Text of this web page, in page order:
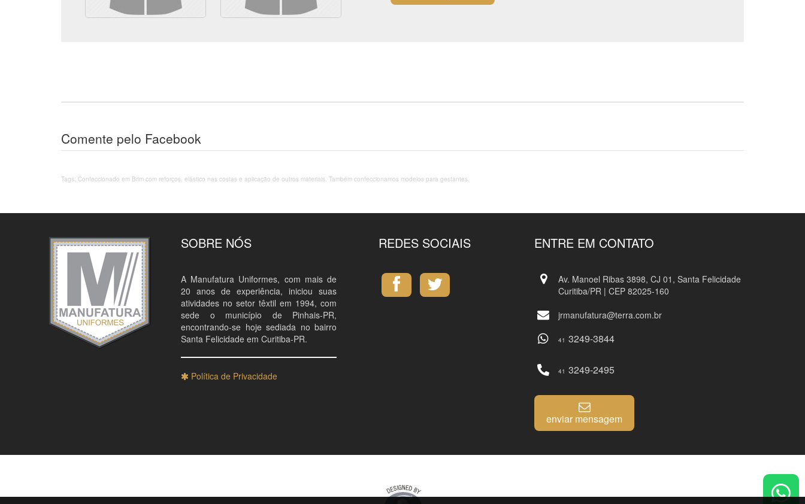
Comente pelo Facebook
Tags: Confeccionado em Brim com reforços, elástico nas costas e aplicação de outros materiais. Também confeccionamos modelos para gestantes.
SOBRE NÓS
A Manufatura Uniformes, com mais de
20 anos de experiência, iniciou suas
atividades no setor têxtil em 1994, com
sede o município de Pinhais-PR,
encontrando-se hoje sediada no bairro
Santa Felicidade em Curitiba-PR.
Política de Privacidade
REDES SOCIAIS ENTRE EM CONTATO
Av. Manoel Ribas 3898, CJ 01, Santa Felicidade
Curitiba/PR | CEP 82025-160
jrmanufatura@terra.com.br
41 3249-3844
41 3249-2495
enviar mensagem